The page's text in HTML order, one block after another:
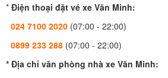
* Điện thoại đặt vé xe Văn Minh:
024 7100 2020 (07:00 - 22:00)
0899 233 288 (07:00 - 22:00)
* Địa chỉ văn phòng nhà xe Văn Minh: